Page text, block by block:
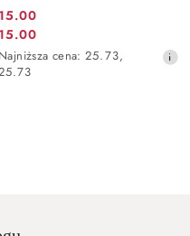
Cena
promocyjna:
15.00
Cena
promocyjna:
15.00
Najniższa
Najniższa cena: 25.73,